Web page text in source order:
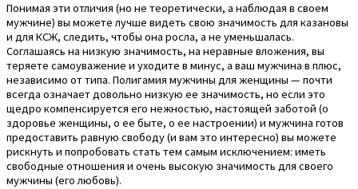
Понимая эти отличия (но не теоретически, а наблюдая в своем
мужчине) вы можете лучше видеть свою значимость для казановы
и для КСЖ, следить, чтобы она росла, а не уменьшалась.
Соглашаясь на низкую значимость, на неравные вложения, вы
теряете самоуважение и уходите в минус, а ваш мужчина в плюс,
независимо от типа. Полигамия мужчины для женщины — почти
всегда означает довольно низкую ее значимость, но если это
щедро компенсируется его нежностью, настоящей заботой (о
здоровье женщины, о ее быте, о ее настроении) и мужчина готов
предоставить равную свободу (и вам это интересно) вы можете
рискнуть и попробовать стать тем самым исключением: иметь
свободные отношения и очень высокую значимость для своего
мужчины (его любовь).